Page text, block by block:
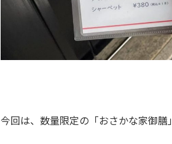
今回は、数量限定の「おさかな家御膳